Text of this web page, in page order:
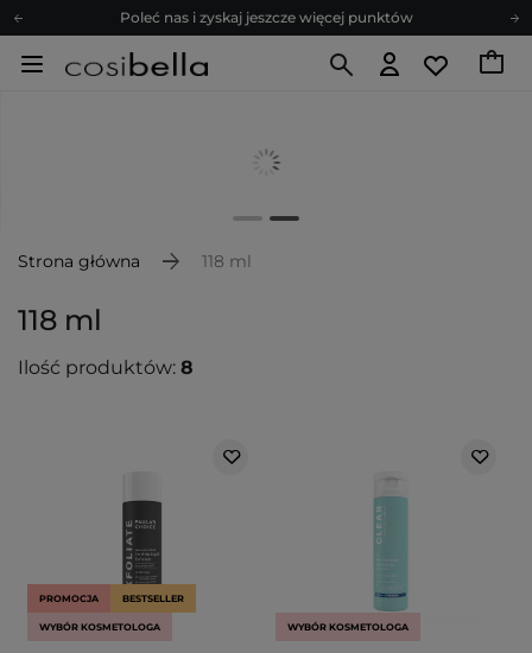
Poleć nas i zyskaj jeszcze więcej punktów
Zapisz się na newsletter pełen porad
Poleć nas i zyskaj jeszcze więcej punktów
Strona główna 118 ml
118 ml
Ilość produktów: 8
PROMOCJA BESTSELLER
WYBÓR KOSMETOLOGA WYBÓR KOSMETOLOGA